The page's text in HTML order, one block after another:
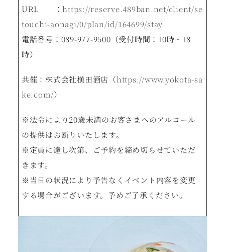
URL ：https://reserve.489ban.net/client/se
touchi-aonagi/0/plan/id/164699/stay
電話番号：089-977-9500（受付時間：10時‐18
時）
共催：株式会社横田酒店（https://www.yokota-sa
ke.com/）
※法令により20歳未満のお客さまへのアルコール
の提供はお断りいたします。
※定員に達し次第、ご予約を締め切らせていただ
きます。
※当日の状況により予告なくイベント内容を変更
する場合がございます。予めご了承ください。